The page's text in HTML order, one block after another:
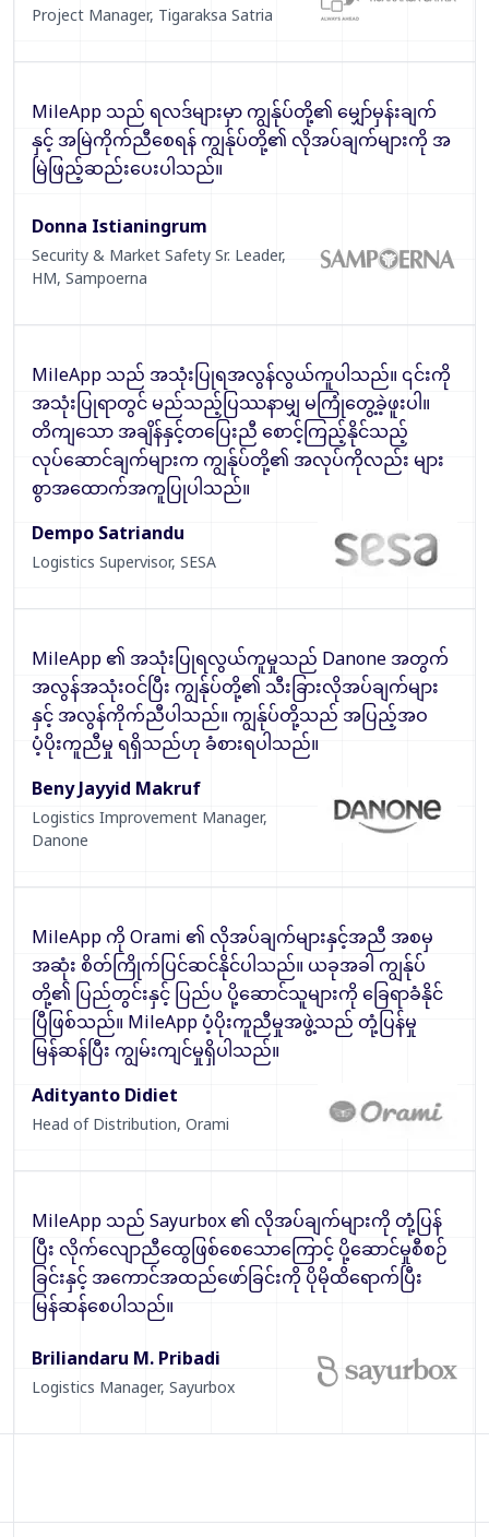
Project Manager, Tigaraksa Satria
MileApp သည် ရလဒ်များမှာ ကျွန်ုပ်တို့၏ မျှော်မှန်းချက်
နှင့် အမြဲကိုက်ညီစေရန် ကျွန်ုပ်တို့၏ လိုအပ်ချက်များကို အ
မြဲဖြည့်ဆည်းပေးပါသည်။
Donna Istianingrum
Security & Market Safety Sr. Leader,
HM, Sampoerna
MileApp သည် အသုံးပြုရအလွန်လွယ်ကူပါသည်။ ၎င်းကို
အသုံးပြုရာတွင် မည်သည့်ပြဿနာမျှ မကြုံတွေ့ခဲ့ဖူးပါ။
တိကျသော အချိန်နှင့်တပြေးညီ စောင့်ကြည့်နိုင်သည့်
လုပ်ဆောင်ချက်များက ကျွန်ုပ်တို့၏ အလုပ်ကိုလည်း များ
စွာအထောက်အကူပြုပါသည်။
Dempo Satriandu
Logistics Supervisor, SESA
MileApp ၏ အသုံးပြုရလွယ်ကူမှုသည် Danone အတွက်
အလွန်အသုံးဝင်ပြီး ကျွန်ုပ်တို့၏ သီးခြားလိုအပ်ချက်များ
နှင့် အလွန်ကိုက်ညီပါသည်။ ကျွန်ုပ်တို့သည် အပြည့်အဝ
ပံ့ပိုးကူညီမှု ရရှိသည်ဟု ခံစားရပါသည်။
Beny Jayyid Makruf
Logistics Improvement Manager,
Danone
MileApp ကို Orami ၏ လိုအပ်ချက်များနှင့်အညီ အစမှ
အဆုံး စိတ်ကြိုက်ပြင်ဆင်နိုင်ပါသည်။ ယခုအခါ ကျွန်ုပ်
တို့၏ ပြည်တွင်းနှင့် ပြည်ပ ပို့ဆောင်သူများကို ခြေရာခံနိုင်
ပြီဖြစ်သည်။ MileApp ပံ့ပိုးကူညီမှုအဖွဲ့သည် တုံ့ပြန်မှု
မြန်ဆန်ပြီး ကျွမ်းကျင်မှုရှိပါသည်။
Adityanto Didiet
Head of Distribution, Orami
MileApp သည် Sayurbox ၏ လိုအပ်ချက်များကို တုံ့ပြန်
ပြီး လိုက်လျောညီထွေဖြစ်စေသောကြောင့် ပို့ဆောင်မှုစီစဉ်
ခြင်းနှင့် အကောင်အထည်ဖော်ခြင်းကို ပိုမိုထိရောက်ပြီး
မြန်ဆန်စေပါသည်။
Briliandaru M. Pribadi
Logistics Manager, Sayurbox